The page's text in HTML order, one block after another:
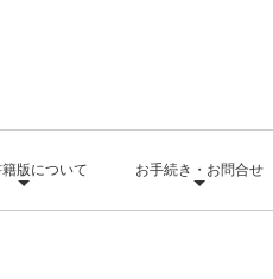
版について お手続き・お問合せ